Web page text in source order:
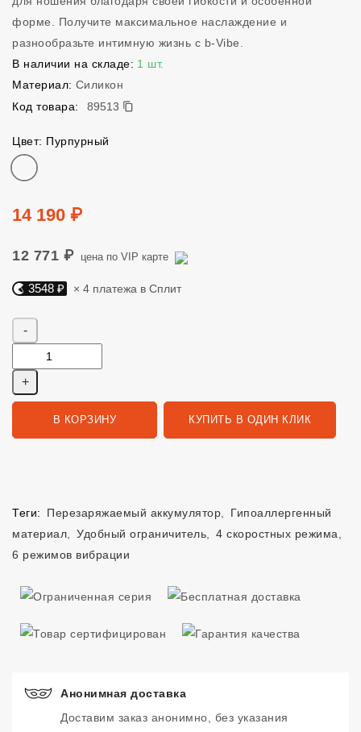
форме. Получите максимальное наслаждение и
разнообразьте интимную жизнь с b-Vibe.
В наличии на складе: 1 шт.
Материал: Силикон
Код товара:
89513
89513
Цвет: Пурпурный
Цвет
Цена
14 190 ₽
12 771 ₽ цена по VIP карте
Яндекс Сплит. 3548 руб, 4 платежа в Сплит
3548 ₽ × 4 платежа в Сплит
В КОРЗИНУ КУПИТЬ В ОДИН КЛИК
Теги: Перезаряжаемый аккумулятор
Гипоаллергенный
материал
Удобный ограничитель 4 скоростных режима
6 режимов вибрации
Анонимная доставка
Доставим заказ анонимно, без указания